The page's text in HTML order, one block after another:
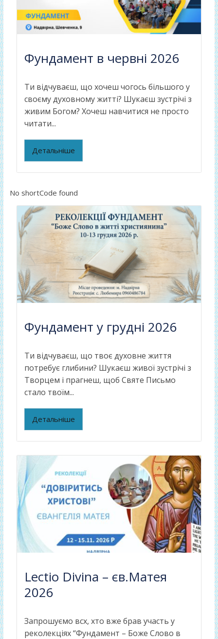
Фундамент в червні 2026
Ти відчуваєш, що хочеш чогось більшого у
своєму духовному житті? Шукаєш зустрічі з
живим Богом? Хочеш навчитися не просто
читати...
Детальніше
No shortCode found
Фундамент у грудні 2026
Ти відчуваєш, що твоє духовне життя
потребує глибини? Шукаєш живої зустрічі з
Творцем і прагнеш, щоб Святе Письмо
стало твоїм...
Детальніше
Lectio Divina – єв.Матея
2026
Запрошуємо всх, хто вже брав участь у
реколекціях “Фундамент – Боже Слово в